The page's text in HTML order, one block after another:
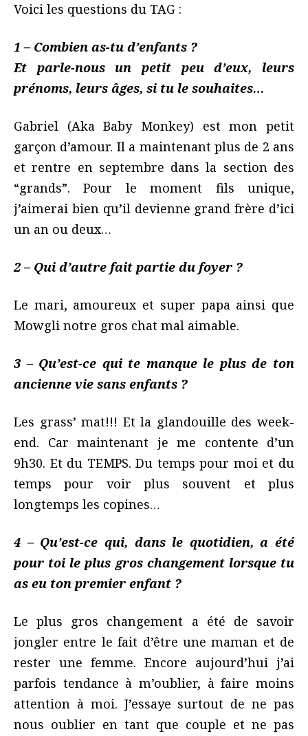
Voici les questions du TAG :
1 – Combien as-tu d’enfants ?
Et parle-nous un petit peu d’eux, leurs
prénoms, leurs âges, si tu le souhaites…
Gabriel (Aka Baby Monkey) est mon petit
garçon d’amour. Il a maintenant plus de 2 ans
et rentre en septembre dans la section des
“grands”. Pour le moment fils unique,
j’aimerai bien qu’il devienne grand frère d’ici
un an ou deux…
2 – Qui d’autre fait partie du foyer ?
Le mari, amoureux et super papa ainsi que
Mowgli notre gros chat mal aimable.
3 – Qu’est-ce qui te manque le plus de ton
ancienne vie sans enfants ?
Les grass’ mat!!! Et la glandouille des week-
end. Car maintenant je me contente d’un
9h30. Et du TEMPS. Du temps pour moi et du
temps pour voir plus souvent et plus
longtemps les copines…
4 – Qu’est-ce qui, dans le quotidien, a été
pour toi le plus gros changement lorsque tu
as eu ton premier enfant ?
Le plus gros changement a été de savoir
jongler entre le fait d’être une maman et de
rester une femme. Encore aujourd’hui j’ai
parfois tendance à m’oublier, à faire moins
attention à moi. J’essaye surtout de ne pas
nous oublier en tant que couple et ne pas